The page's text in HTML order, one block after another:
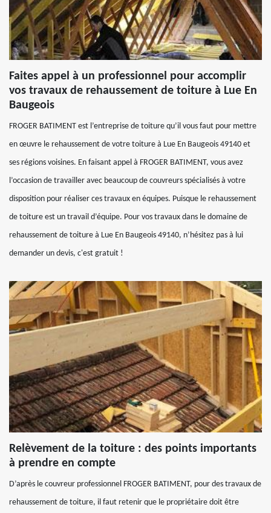
Faites appel à un professionnel pour accomplir
vos travaux de rehaussement de toiture à Lue En
Baugeois
FROGER BATIMENT est l’entreprise de toiture qu’il vous faut pour mettre
en œuvre le rehaussement de votre toiture à Lue En Baugeois 49140 et
ses régions voisines. En faisant appel à FROGER BATIMENT, vous avez
l’occasion de travailler avec beaucoup de couvreurs spécialisés à votre
disposition pour réaliser ces travaux en équipes. Puisque le rehaussement
de toiture est un travail d’équipe. Pour vos travaux dans le domaine de
rehaussement de toiture à Lue En Baugeois 49140, n’hésitez pas à lui
demander un devis, c'est gratuit !
Relèvement de la toiture : des points importants
à prendre en compte
D’après le couvreur professionnel FROGER BATIMENT, pour des travaux de
rehaussement de toiture, il faut retenir que le propriétaire doit être